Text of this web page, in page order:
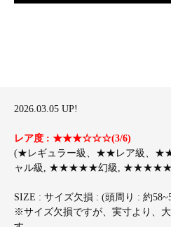
2026.03.05 UP!
レア度 : ★★★☆☆☆(3/6)
(★レギュラー級、★★レア級、
ャル級, ★★★★★幻級,
SIZE : サイズ欠損 : (頭周り : 約
※サイズ欠損ですが、実寸より、